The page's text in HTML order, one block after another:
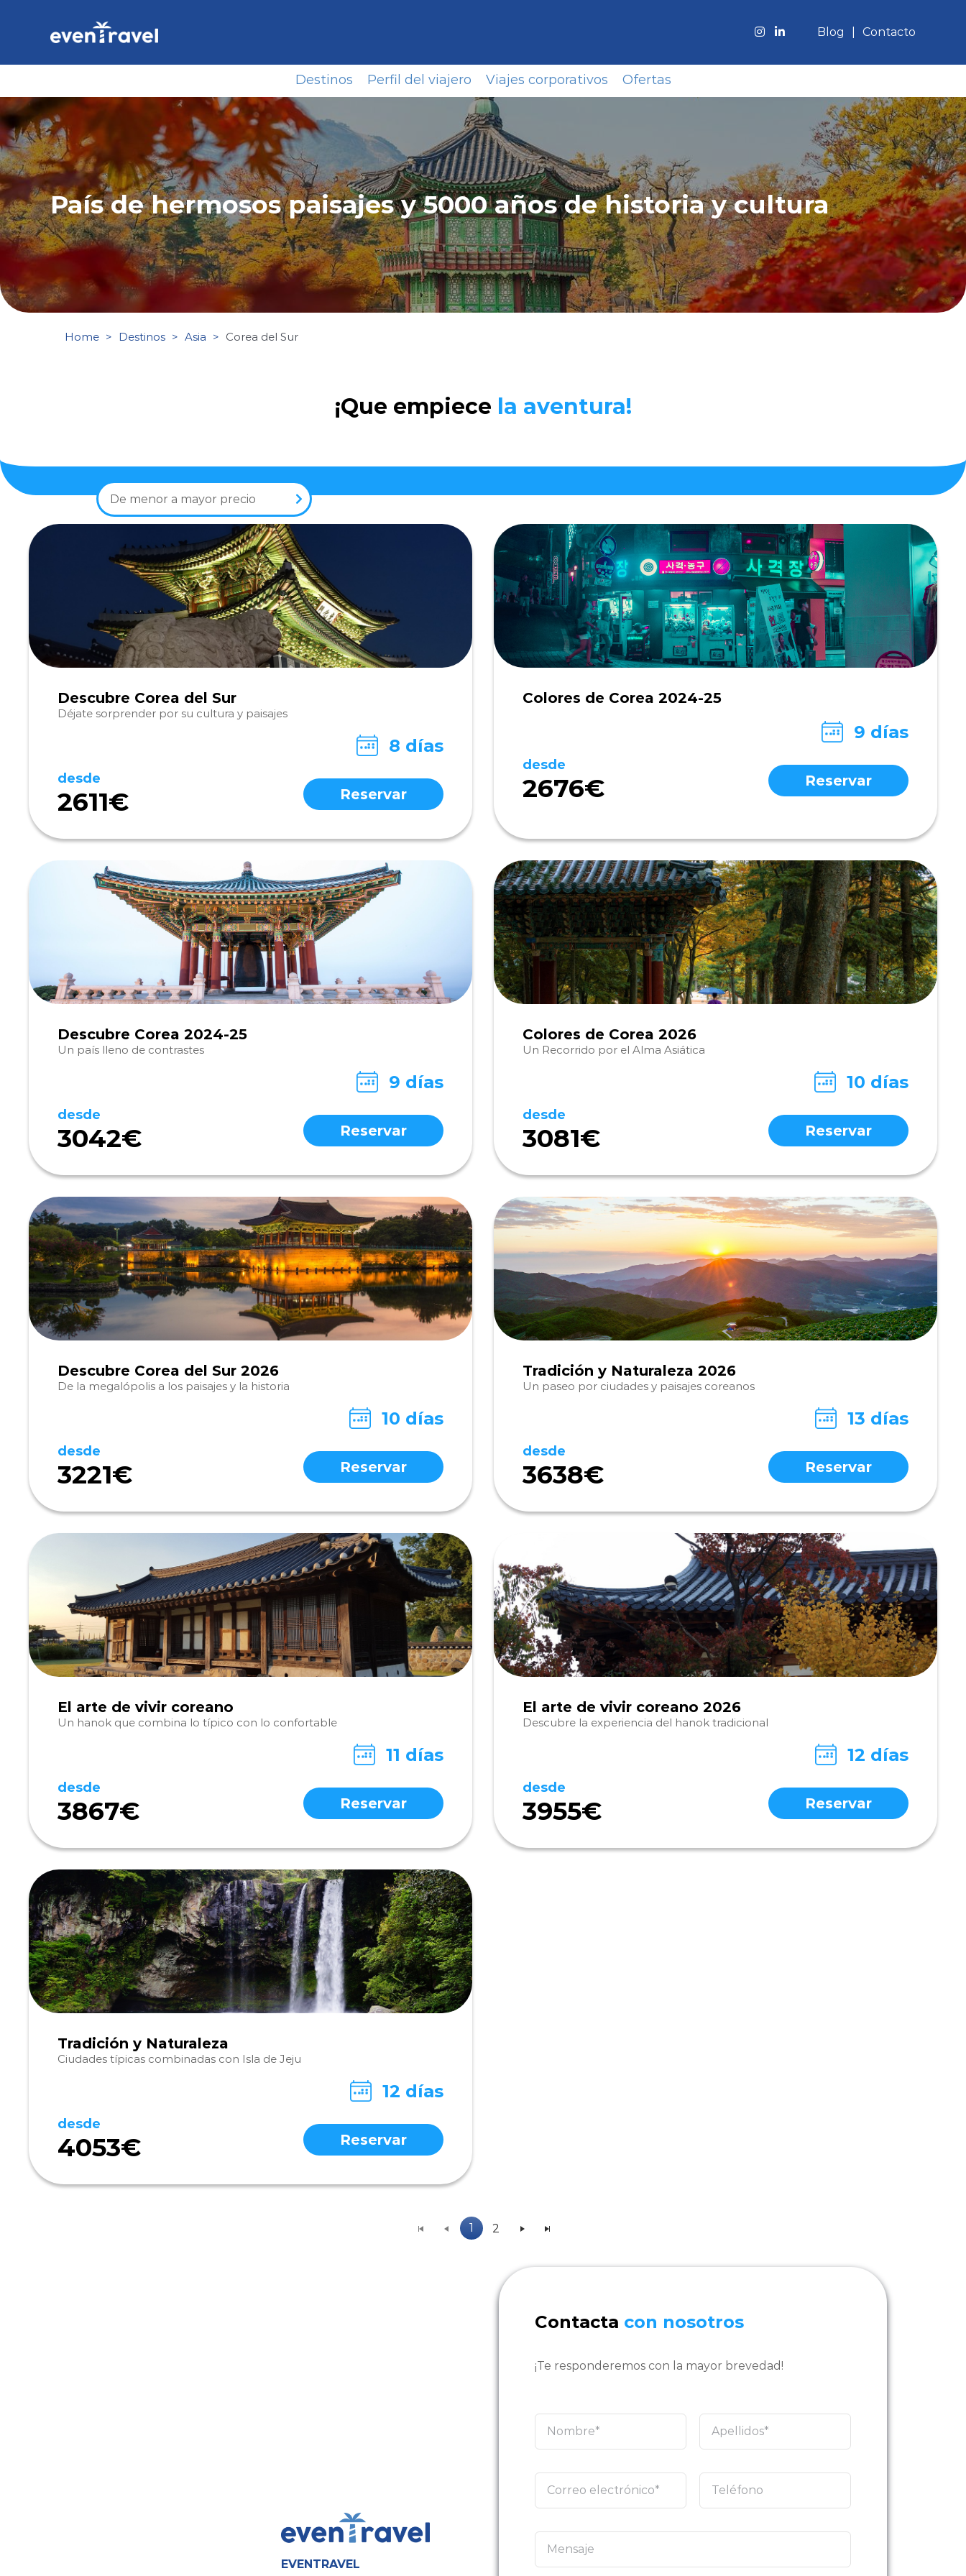
Blog Contacto
Destinos Perfil del viajero Viajes corporativos Ofertas
País de hermosos paisajes y 5000 años de historia y cultura
Home Destinos Asia Corea del Sur
¡Que empiece la aventura!
De menor a mayor precio
Descubre Corea del Sur
Déjate sorprender por su cultura y paisajes
8 días
desde
2611€ Reservar
Colores de Corea 2024-25
9 días
desde
2676€ Reservar
Descubre Corea 2024-25
Un país lleno de contrastes
9 días
desde
3042€ Reservar
Colores de Corea 2026
Un Recorrido por el Alma Asiática
10 días
desde
3081€ Reservar
Descubre Corea del Sur 2026
De la megalópolis a los paisajes y la historia
10 días
desde
3221€ Reservar
Tradición y Naturaleza 2026
Un paseo por ciudades y paisajes coreanos
13 días
desde
3638€ Reservar
El arte de vivir coreano
Un hanok que combina lo típico con lo confortable
11 días
desde
3867€ Reservar
El arte de vivir coreano 2026
Descubre la experiencia del hanok tradicional
12 días
desde
3955€ Reservar
Tradición y Naturaleza
Ciudades típicas combinadas con Isla de Jeju
12 días
desde
4053€ Reservar
1 2
EVENTRAVEL
Contacta con nosotros
¡Te responderemos con la mayor brevedad!